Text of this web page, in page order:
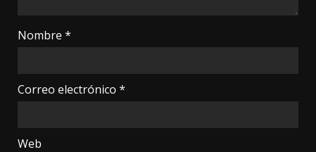
Nombre *
Correo electrónico *
Web